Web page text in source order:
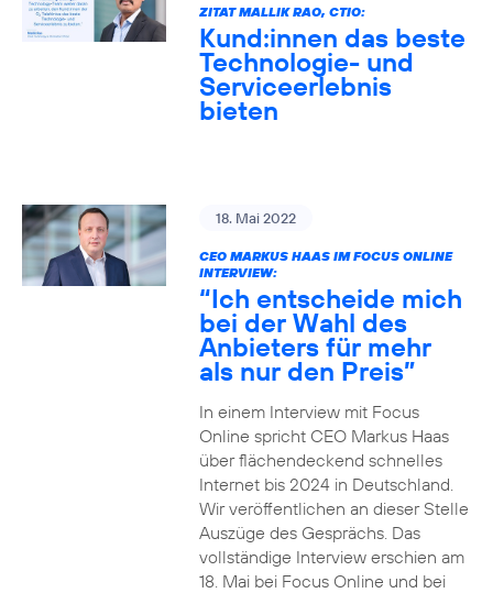
ZITAT MALLIK RAO, CTIO:
Kund:innen das beste
Technologie- und
Serviceerlebnis
bieten
18. Mai 2022
CEO MARKUS HAAS IM FOCUS ONLINE
INTERVIEW:
“Ich entscheide mich
bei der Wahl des
Anbieters für mehr
als nur den Preis”
In einem Interview mit Focus
Online spricht CEO Markus Haas
über flächendeckend schnelles
Internet bis 2024 in Deutschland.
Wir veröffentlichen an dieser Stelle
Auszüge des Gesprächs. Das
vollständige Interview erschien am
18. Mai bei Focus Online und bei